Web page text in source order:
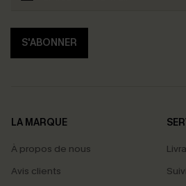
S'ABONNER
LA MARQUE
À propos de nous
Avis clients